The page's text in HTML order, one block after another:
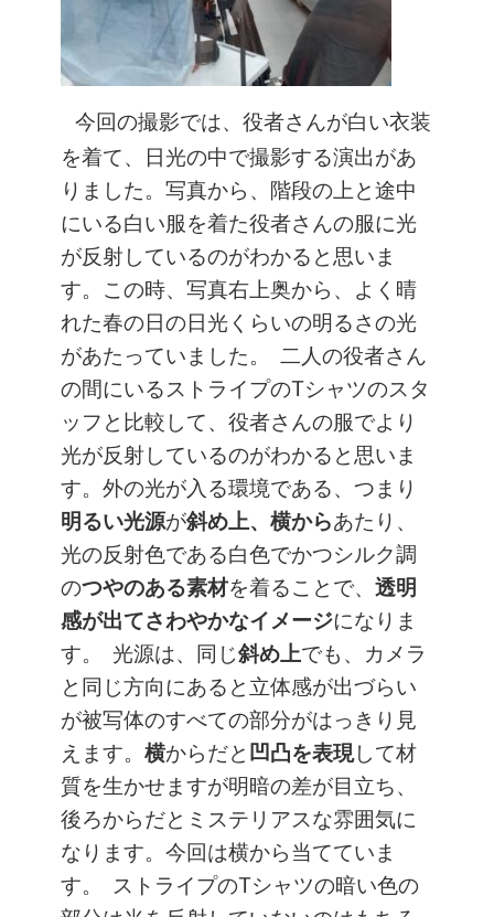
今回の撮影では、役者さんが白い衣装
を着て、日光の中で撮影する演出があ
りました。写真から、階段の上と途中
にいる白い服を着た役者さんの服に光
が反射しているのがわかると思いま
す。この時、写真右上奥から、よく晴
れた春の日の日光くらいの明るさの光
があたっていました。
二人の役者さん
の間にいるストライプのTシャツのスタ
ッフと比較して、役者さんの服でより
光が反射しているのがわかると思いま
す。外の光が入る環境である、つまり
明るい光源が斜め上、横からあたり、
光の反射色である白色でかつシルク調
のつやのある素材を着ることで、 透明
感が出てさわやかなイメージになりま
す。
光源は、同じ斜め上でも、カメラ
と同じ方向にあると立体感が出づらい
が被写体のすべての部分がはっきり見
えます。 横からだと 凹凸を表現して材
質を生かせますが明暗の差が目立ち、
後ろからだとミステリアスな雰囲気に
なります。今回は横から当てていま
す。
ストライプのTシャツの暗い色の